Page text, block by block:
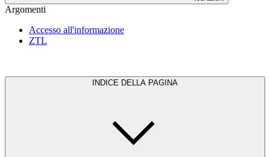
Argomenti
Accesso all'informazione
ZTL
INDICE DELLA PAGINA